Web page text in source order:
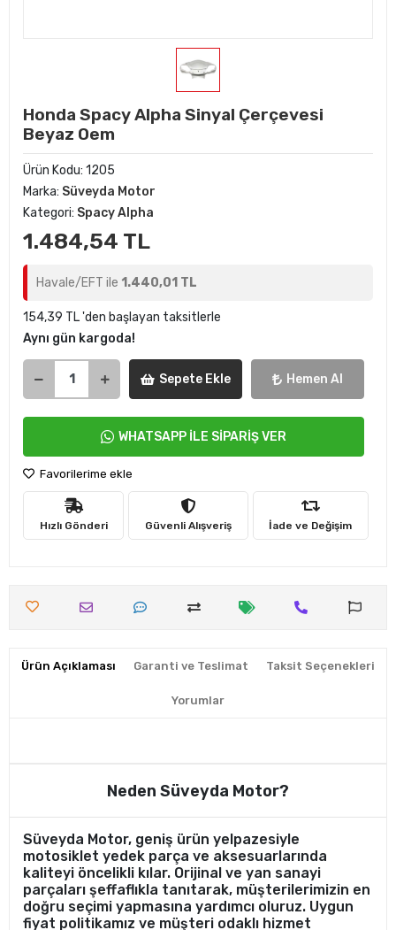
Honda Spacy Alpha Sinyal Çerçevesi
Beyaz Oem
Ürün Kodu: 1205
Marka: Süveyda Motor
Kategori: Spacy Alpha
1.484,54 TL
Havale/EFT ile 1.440,01 TL
154,39 TL 'den başlayan taksitlerle
Aynı gün kargoda!
Sepete Ekle Hemen Al
WHATSAPP İLE SİPARİŞ VER
Favorilerime ekle
Hızlı Gönderi Güvenli Alışveriş İade ve Değişim
Ürün Açıklaması Garanti ve Teslimat Taksit Seçenekleri
Yorumlar
Neden Süveyda Motor?
Süveyda Motor, geniş ürün yelpazesiyle
motosiklet yedek parça ve aksesuarlarında
kaliteyi öncelikli kılar. Orijinal ve yan sanayi
parçaları şeffaflıkla tanıtarak, müşterilerimizin en
doğru seçimi yapmasına yardımcı oluruz. Uygun
fiyat politikamız ve müşteri odaklı hizmet